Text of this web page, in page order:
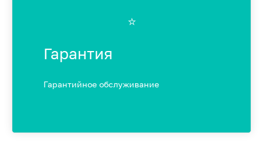
⭐️
Гарантия
Гарантийное обслуживание